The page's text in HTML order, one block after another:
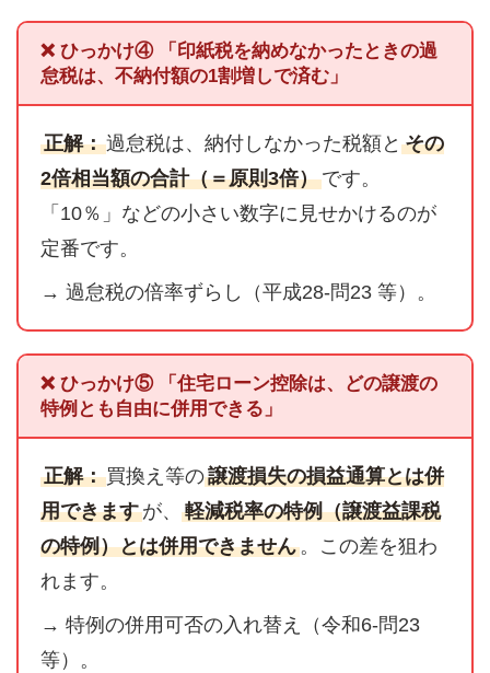
❌ ひっかけ④ 「印紙税を納めなかったときの過
怠税は、不納付額の1割増しで済む」
正解：過怠税は、納付しなかった税額と その
2倍相当額の合計（＝原則3倍） です。
「10％」などの小さい数字に見せかけるのが
定番です。
→ 過怠税の倍率ずらし（平成28-問23 等）。
❌ ひっかけ⑤ 「住宅ローン控除は、どの譲渡の
特例とも自由に併用できる」
正解： 買換え等の譲渡損失の損益通算とは併
用できます が、
軽減税率の特例（譲渡益課税
の特例）とは併用できません 。この差を狙わ
れます。
→ 特例の併用可否の入れ替え（令和6-問23
等）。